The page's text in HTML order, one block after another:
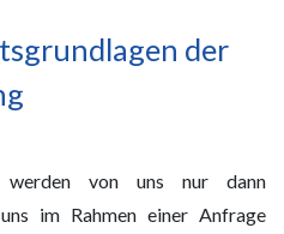
der
werden von uns nur dann
im Rahmen einer Anfrage